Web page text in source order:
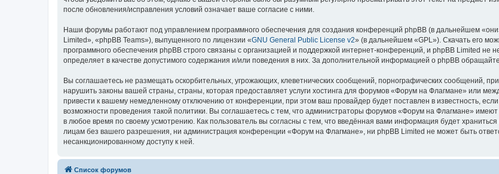
после обновления/исправления условий означает ваше согласие с ними.
Наши форумы работают под управлением программного обеспечения для создания конференций phpBB (в дальнейшем
Limited», «phpBB Teams»), выпущенного по лицензии «GNU General Public License v2» (в дальнейшем «GPL»). Скачать его
программного обеспечения phpBB строго связаны с организацией и поддержкой интернет-конференций, и phpBB Limited не
определяет в качестве допустимого содержания и/или поведения в них. За дополнительной информацией о phpBB
Вы соглашаетесь не размещать оскорбительных, угрожающих, клеветнических сообщений, порнографических сообщений,
нарушить законы вашей страны, страны, которая предоставляет услуги хостинга для форумов «Форум на Флагмане» или
привести к вашему немедленному отключению от конференции, при этом ваш провайдер будет поставлен в известность,
возможности проведения такой политики. Вы соглашаетесь с тем, что администраторы форумов «Форум на Флагмане»
в любое время по своему усмотрению. Как пользователь вы согласны с тем, что введённая вами информация будет
лицам без вашего разрешения, ни администрация конференции «Форум на Флагмане», ни phpBB Limited не может быть
несанкционированному доступу к ней.
Список форумов